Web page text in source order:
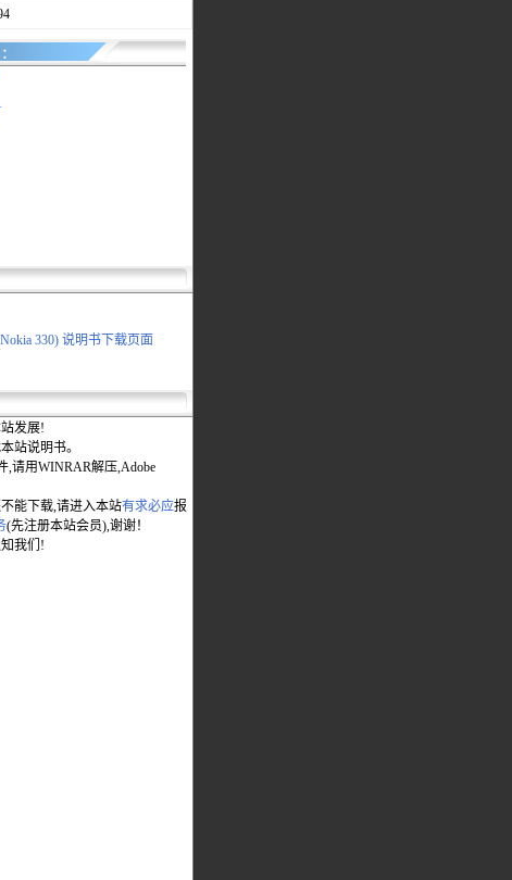
330) 说明书下载页面
发展!
站说明书。
,请用WINRAR解压,Adobe
能下载,请进入本站有求必应报
(先注册本站会员),谢谢！
我们!